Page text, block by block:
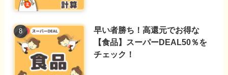
早い者勝ち！高還元でお得な
【食品】スーパーDEAL50％を
チェック！